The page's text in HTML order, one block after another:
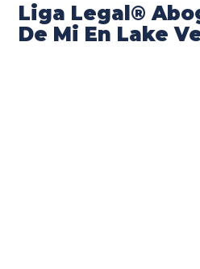
Liga Legal®
De Mi En Lake